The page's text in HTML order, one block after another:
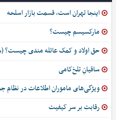
اینجا تهران است، قسمت بازار اسلحه
مارکسیسم چیست؟
حق اولاد و کمک عائله مندی چیست؟
ساقیانِ تلخ‌کامی
ویژگی‌های ماموران اطلاعات در نظام
رقابت بر سر کیفیت